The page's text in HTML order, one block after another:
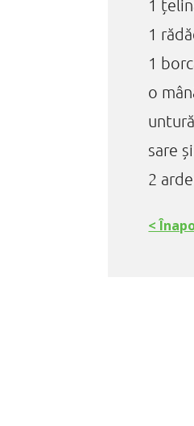
1
1
1
o
sare
2
<